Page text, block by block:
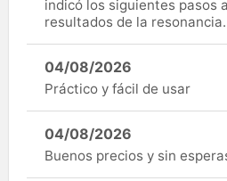
indicó los siguientes pasos
resultados de la resonancia.
04/08/2026
Práctico y fácil de usar
04/08/2026
Buenos precios y sin